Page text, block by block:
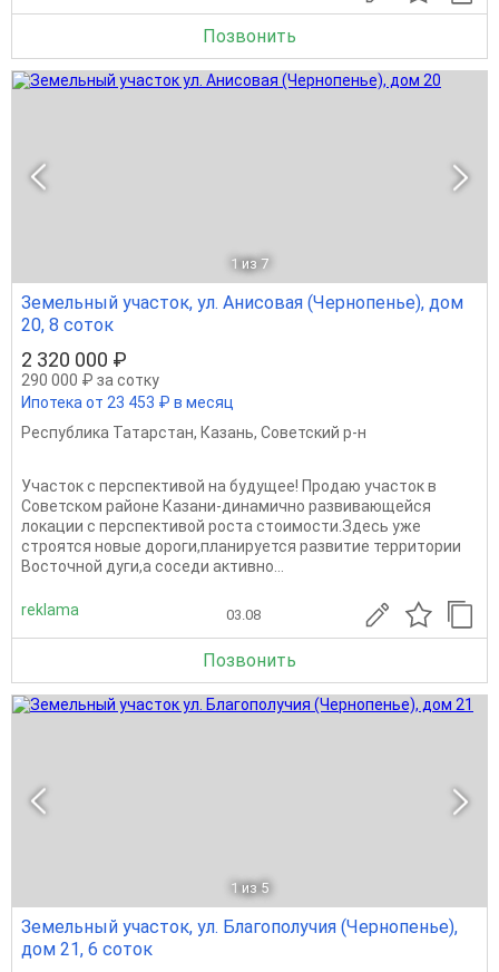
Позвонить
1 из 7
Земельный участок, ул. Анисовая (Чернопенье), дом
20, 8 соток
2 320 000 ₽
290 000 ₽ за сотку
Ипотека от 23 453 ₽ в месяц
Республика Татарстан, Казань, Советский р-н
Участок с перспективой на будущее! Продаю участок в
Советском районе Казани-динамично развивающейся
локации с перспективой роста стоимости.Здесь уже
строятся новые дороги,планируется развитие территории
Восточной дуги,а соседи активно...
reklama 03.08
Позвонить
1 из 5
Земельный участок, ул. Благополучия (Чернопенье),
дом 21, 6 соток